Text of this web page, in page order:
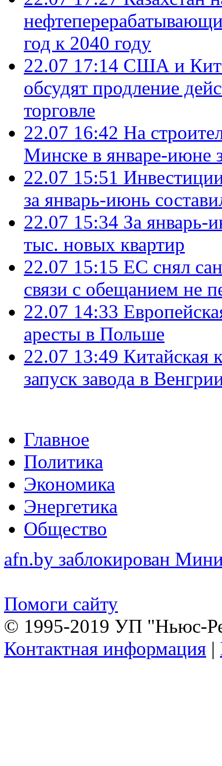
год к 2040 году
22.07 17:14 США и
обсудят продление
торговле
22.07 16:42 На
Минске в январе-июне
22.07 15:51
за январь-июнь
22.07 15:34 За январь-
тыс. новых квартир
22.07 15:15 ЕС снял
связи с обещанием не
22.07 14:33
аресты в Польше
22.07 13:49 Китайская
запуск завода в
Главное
Политика
Экономика
Энергетика
Общество
afn.by заблокирован
Помоги сайту
© 1995-2019 УП "Ньюс-
Контактная информация |